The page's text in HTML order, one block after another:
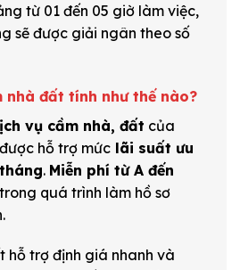
từ 01 đến 05 giờ làm việc,
sẽ được giải ngân theo số
nhà đất tính như thế nào?
vụ cầm nhà, đất của
hỗ trợ mức lãi suất ưu
. Miễn phí từ A đến
quá trình làm hồ sơ
hỗ trợ định giá nhanh và